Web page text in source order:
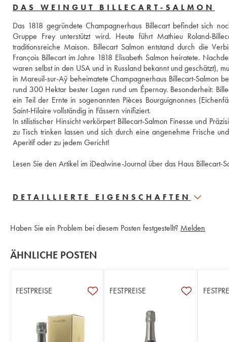
DAS WEINGUT BILLECART-SALMON
Das 1818 gegründete Champagnerhaus Billecart befindet sich
Gruppe Frey unterstützt wird. Heute führt Mathieu Roland-
traditionsreiche Maison. Billecart Salmon entstand durch die
François Billecart im Jahre 1818 Elisabeth Salmon heiratete.
waren selbst in den USA und in Russland bekannt und geschätzt),
in Mareuil-sur-Aÿ beheimatete Champagnerhaus Billecart-Salmon
rund 300 Hektar bester Lagen rund um Épernay. Besonderheit:
ein Teil der Ernte in sogenannten Pièces Bourguignonnes
Saint-Hilaire vollständig in Fässern vinifiziert.
In stilistischer Hinsicht verkörpert Billecart-Salmon Finesse und
zu Tisch trinken lassen und sich durch eine angenehme Frische
Aperitif oder zu jedem Gericht!
Lesen Sie den Artikel im iDealwine-Journal über das Haus Billecart-
DETAILLIERTE EIGENSCHAFTEN
Haben Sie ein Problem bei diesem Posten festgestellt? Melden
ÄHNLICHE POSTEN
FESTPREISE FESTPREISE